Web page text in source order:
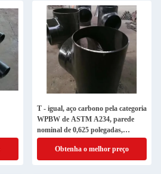
T - igual, aço carbono pela categoria
WPBW de ASTM A234, parede
nominal de 0,625 polegadas,
extremidade Buttweld, por SP 75 de
Obtenha o melhor preço